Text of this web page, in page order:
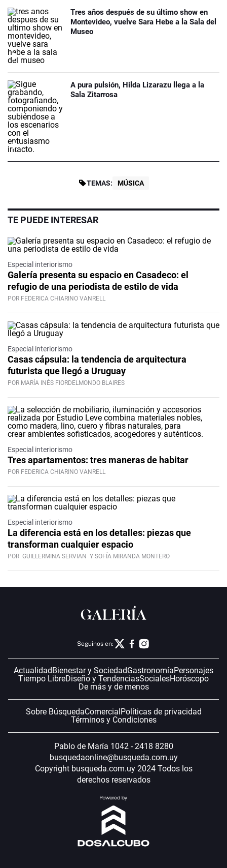
Tres años después de su último show en
Montevideo, vuelve Sara Hebe a la Sala del
Museo
A pura pulsión, Hilda Lizarazu llega a la
Sala Zitarrosa
TEMAS: MÚSICA
TE PUEDE INTERESAR
Especial interiorismo
Galería presenta su espacio en Casadeco: el
refugio de una periodista de estilo de vida
POR FEDERICA CHIARINO VANRELL
Especial interiorismo
Casas cápsula: la tendencia de arquitectura
futurista que llegó a Uruguay
POR MARÍA INÉS FIORDELMONDO BLAIRES
Especial interiorismo
Tres apartamentos: tres maneras de habitar
POR FEDERICA CHIARINO VANRELL
Especial interiorismo
La diferencia está en los detalles: piezas que
transforman cualquier espacio
POR GUILLERMINA SERVIAN Y SOFÍA MIRANDA MONTERO
Seguinos en:
Actualidad Bienestar y SociedadGastronomíaPersonajes
Tiempo LibreDiseño y TendenciasSocialesHoróscopo
De más y de menos
Sobre BúsquedaComercial Políticas de privacidad
Términos y Condiciones
Pablo de María 1042 - 2418 8280
busquedaonline@busqueda.com.uy
Copyright busqueda.com.uy 2024 Todos los
derechos reservados